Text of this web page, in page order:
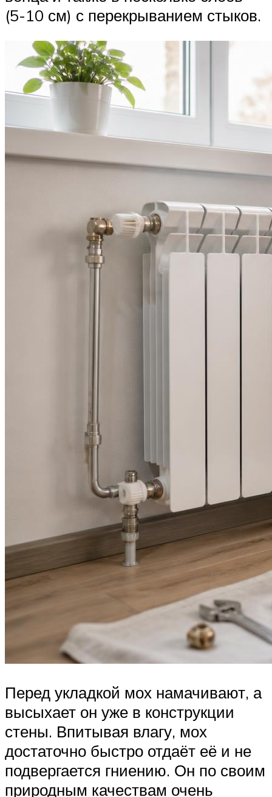
(5-10 см) с перекрыванием стыков.
Перед укладкой мох намачивают, а
высыхает он уже в конструкции
стены. Впитывая влагу, мох
достаточно быстро отдаёт её и не
подвергается гниению. Он по своим
природным качествам очень